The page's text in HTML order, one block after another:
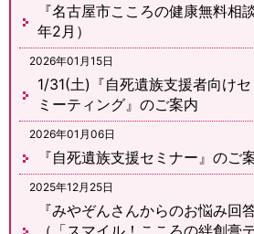
『名古屋市こころの健康無料相
年2月）
2026年01月15日
1/31(土)『自死遺族支援者向け
ミーティング』のご案内
2026年01月06日
『自死遺族支援セミナー』のご
2025年12月25日
『みやぞんさんからのお悩み回
（「スマイル！こころの絆創